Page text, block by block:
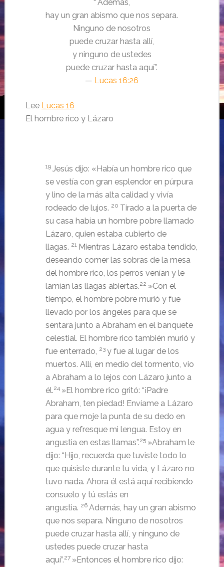
“ Además,
hay un gran abismo que nos separa.
Ninguno de nosotros
puede cruzar hasta allí,
y ninguno de ustedes
puede cruzar hasta aquí”.
— Lucas 16:26
Lee Lucas 16
El hombre rico y Lázaro
19 Jesús dijo: «Había un hombre rico que
se vestía con gran esplendor en púrpura
y lino de la más alta calidad y vivía
rodeado de lujos. 20 Tirado a la puerta de
su casa había un hombre pobre llamado
Lázaro, quien estaba cubierto de
llagas. 21 Mientras Lázaro estaba tendido,
deseando comer las sobras de la mesa
del hombre rico, los perros venían y le
lamían las llagas abiertas.22 »Con el
tiempo, el hombre pobre murió y fue
llevado por los ángeles para que se
sentara junto a Abraham en el banquete
celestial. El hombre rico también murió y
fue enterrado, 23 y fue al lugar de los
muertos. Allí, en medio del tormento, vio
a Abraham a lo lejos con Lázaro junto a
él.24 »El hombre rico gritó: “¡Padre
Abraham, ten piedad! Envíame a Lázaro
para que moje la punta de su dedo en
agua y refresque mi lengua. Estoy en
angustia en estas llamas”.25 »Abraham le
dijo: “Hijo, recuerda que tuviste todo lo
que quisiste durante tu vida, y Lázaro no
tuvo nada. Ahora él está aquí recibiendo
consuelo y tú estás en
angustia. 26 Además, hay un gran abismo
que nos separa. Ninguno de nosotros
puede cruzar hasta allí, y ninguno de
ustedes puede cruzar hasta
aquí”.27 »Entonces el hombre rico dijo: